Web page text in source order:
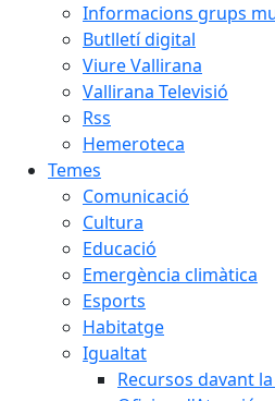
Informacions grups
Butlletí digital
Viure Vallirana
Vallirana Televisió
Rss
Hemeroteca
Temes
Comunicació
Cultura
Educació
Emergència climàtica
Esports
Habitatge
Igualtat
Recursos davant